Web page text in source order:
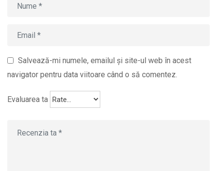
Salvează-mi numele, emailul și site-ul web în acest
navigator pentru data viitoare când o să comentez.
Evaluarea ta